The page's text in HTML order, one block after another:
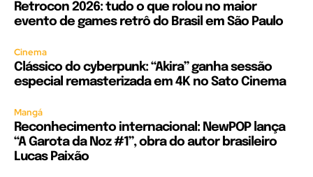
Retrocon 2026: tudo o que rolou no maior
evento de games retrô do Brasil em São Paulo
Cinema
Clássico do cyberpunk: “Akira” ganha sessão
especial remasterizada em 4K no Sato Cinema
Mangá
Reconhecimento internacional: NewPOP lança
“A Garota da Noz #1”, obra do autor brasileiro
Lucas Paixão